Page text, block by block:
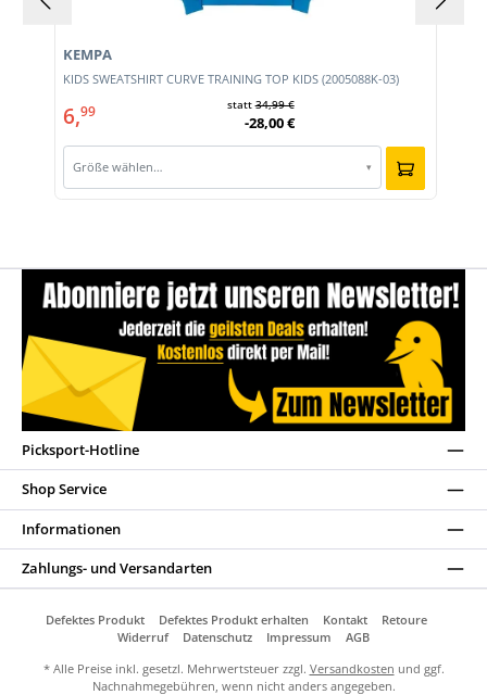
KIDS SWEATSHIRT CURVE TRAINING TOP KIDS (2005088K-03)
KEMPA
6,99 statt34,99 €
-28,00 €
Größe wählen… ▾
Picksport-Hotline
Shop Service
Informationen
Zahlungs- und Versandarten
Defektes Produkt Defektes Produkt erhalten Kontakt
Retoure
Widerruf
Datenschutz Impressum
AGB
* Alle Preise inkl. gesetzl. Mehrwertsteuer zzgl. Versandkosten und ggf.
Nachnahmegebühren, wenn nicht anders angegeben.